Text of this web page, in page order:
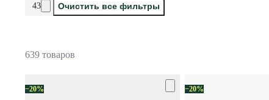
43 Очистить все фильтры
639 товаров
−20% −20%